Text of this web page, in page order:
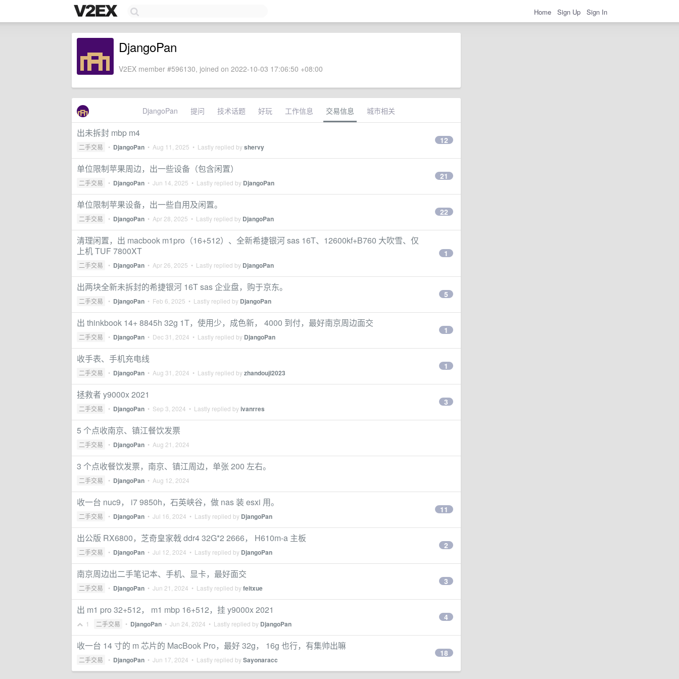
Home Sign Up Sign In
DjangoPan
V2EX member #596130, joined on 2022-10-03 17:06:50 +08:00
DjangoPan 提问 技术话题 好玩 工作信息 交易信息 城市相关
出未拆封 mbp m4
二手交易 • DjangoPan • Aug 11, 2025 • Lastly replied byshervy
12
单位限制苹果周边，出一些设备（包含闲置）
二手交易 • DjangoPan • Jun 14, 2025 • Lastly replied by DjangoPan
21
单位限制苹果设备，出一些自用及闲置。
二手交易 • DjangoPan • Apr 28, 2025 • Lastly replied by DjangoPan
22
清理闲置，出 macbook m1pro（16+512）、全新希捷银河 sas 16T、12600kf+B760 大吹雪、仅
上机 TUF 7800XT
二手交易 • DjangoPan • Apr 26, 2025 • Lastly replied by DjangoPan
1
出两块全新未拆封的希捷银河 16T sas 企业盘，购于京东。
二手交易 • DjangoPan • Feb 6, 2025 • Lastly replied by DjangoPan
5
出 thinkbook 14+ 8845h 32g 1T，使用少，成色新， 4000 到付，最好南京周边面交
二手交易 • DjangoPan • Dec 31, 2024 • Lastly replied by DjangoPan
1
收手表、手机充电线
二手交易 • DjangoPan • Aug 31, 2024 • Lastly replied byzhandouji2023
1
拯救者 y9000x 2021
二手交易 • DjangoPan • Sep 3, 2024 • Lastly replied byivanrres
3
5 个点收南京、镇江餐饮发票
二手交易 • DjangoPan • Aug 21, 2024
3 个点收餐饮发票，南京、镇江周边，单张 200 左右。
二手交易 • DjangoPan • Aug 12, 2024
收一台 nuc9， i7 9850h，石英峡谷，做 nas 装 esxi 用。
二手交易 • DjangoPan • Jul 16, 2024 • Lastly replied by DjangoPan
11
出公版 RX6800，芝奇皇家戟 ddr4 32G*2 2666， H610m-a 主板
二手交易 • DjangoPan • Jul 12, 2024 • Lastly replied by DjangoPan
2
南京周边出二手笔记本、手机、显卡，最好面交
二手交易 • DjangoPan • Jun 21, 2024 • Lastly replied byfeitxue
3
出 m1 pro 32+512， m1 mbp 16+512，挂 y9000x 2021
1 二手交易 • DjangoPan • Jun 24, 2024 • Lastly replied by DjangoPan
4
收一台 14 寸的 m 芯片的 MacBook Pro，最好 32g， 16g 也行，有集帅出嘛
二手交易 • DjangoPan • Jun 17, 2024 • Lastly replied bySayonaracc
18